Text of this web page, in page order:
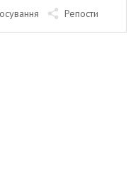
Репости